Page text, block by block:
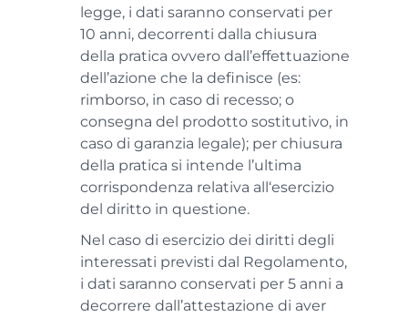
legge, i dati saranno conservati per
10 anni, decorrenti dalla chiusura
della pratica ovvero dall’effettuazione
dell’azione che la definisce (es:
rimborso, in caso di recesso; o
consegna del prodotto sostitutivo, in
caso di garanzia legale); per chiusura
della pratica si intende l’ultima
corrispondenza relativa all‘esercizio
del diritto in questione.
Nel caso di esercizio dei diritti degli
interessati previsti dal Regolamento,
i dati saranno conservati per 5 anni a
decorrere dall’attestazione di aver